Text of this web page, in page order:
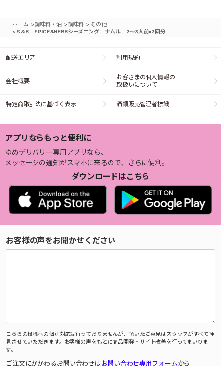
ホーム >調味料・油 >調味料 > その他
> S＆B SPICE&HERBシーズニング ナムル 2～3人前×2回分
配送エリア 利用規約
会社概要
お客さまの個人情報の
取扱いについて
特定商取引法に基づく表示 酒類販売管理者標識
アプリならもっと便利に
ゆめデリバリー専用アプリなら、
メッセージの通知がスマホに来るので、さらに便利。
ダウンロードはこちら
お客様の声をお聞かせください
こちらの投稿への個別対応は行っておりませんが、頂いたご意見はスタッフがすべて拝
見させていただきます。お客様の声をもとに商品開発・サイト改善を行ってまいりま
す。
ご注文にかかわるお問い合わせはお問い合わせ専用フォームから